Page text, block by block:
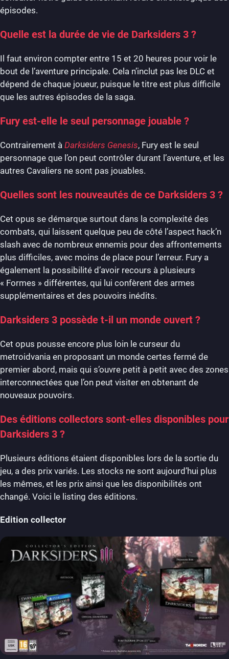
épisodes.
Quelle est la durée de vie de Darksiders 3 ?
Il faut environ compter entre 15 et 20 heures pour voir le
bout de l’aventure principale. Cela n’inclut pas les DLC et
dépend de chaque joueur, puisque le titre est plus difficile
que les autres épisodes de la saga.
Fury est-elle le seul personnage jouable ?
Contrairement à Darksiders Genesis, Fury est le seul
personnage que l’on peut contrôler durant l’aventure, et les
autres Cavaliers ne sont pas jouables.
Quelles sont les nouveautés de ce Darksiders 3 ?
Cet opus se démarque surtout dans la complexité des
combats, qui laissent quelque peu de côté l’aspect hack’n
slash avec de nombreux ennemis pour des affrontements
plus difficiles, avec moins de place pour l’erreur. Fury a
également la possibilité d’avoir recours à plusieurs
« Formes » différentes, qui lui confèrent des armes
supplémentaires et des pouvoirs inédits.
Darksiders 3 possède t-il un monde ouvert ?
Cet opus pousse encore plus loin le curseur du
metroidvania en proposant un monde certes fermé de
premier abord, mais qui s’ouvre petit à petit avec des zones
interconnectées que l’on peut visiter en obtenant de
nouveaux pouvoirs.
Des éditions collectors sont-elles disponibles pour
Darksiders 3 ?
Plusieurs éditions étaient disponibles lors de la sortie du
jeu, a des prix variés. Les stocks ne sont aujourd’hui plus
les mêmes, et les prix ainsi que les disponibilités ont
changé. Voici le listing des éditions.
Edition collector